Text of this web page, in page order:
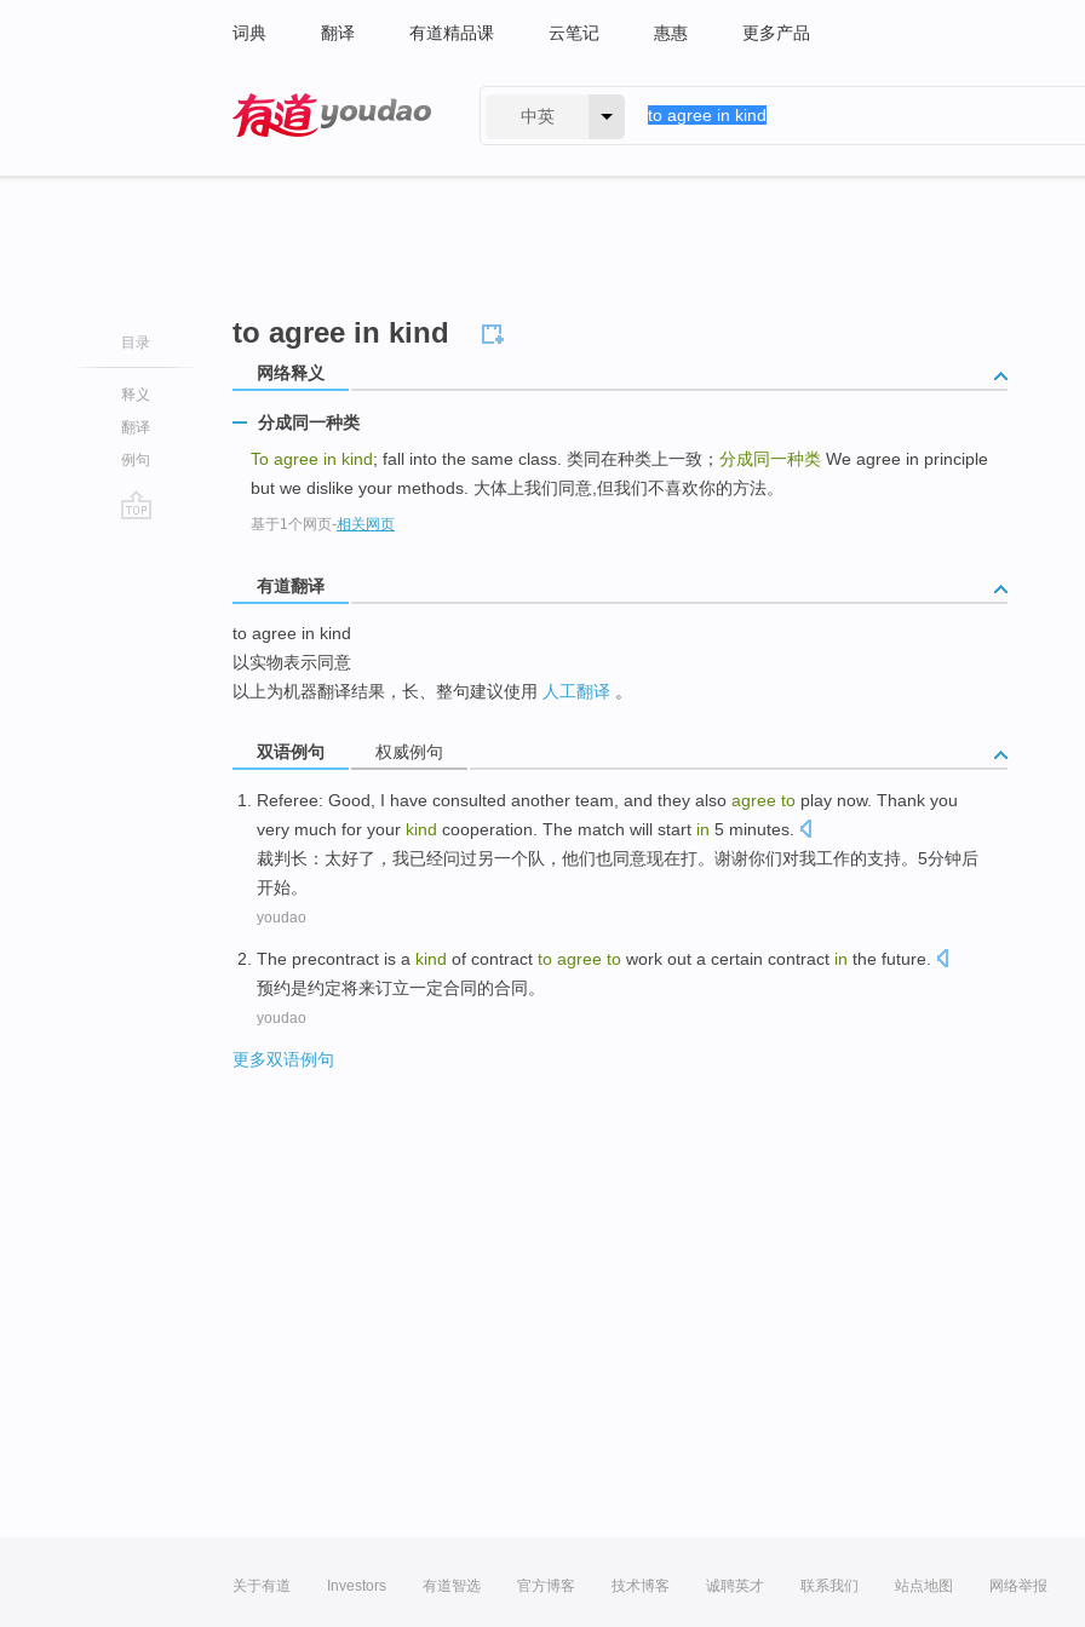
词典 翻译 有道精品课 云笔记 惠惠 更多产品
中英
目录
释义
翻译
例句
to agree in kind
网络释义
分成同一种类
To agree in kind; fall into the same class. 类同在种类上一致； 分成同一种类 We agree in principle
but we dislike your methods. 大体上我们同意,但我们不喜欢你的方法。
基于1个网页-相关网页
有道翻译
to agree in kind
以实物表示同意
以上为机器翻译结果，长、整句建议使用 人工翻译 。
双语例句 权威例句
Referee: Good I have consulted another team , and they also agree to play now. Thank you
very much for your kind cooperation. The match will start in 5 minutes
裁判长 ： 太好了， 我已经问过另一个队 ， 他们也同意现在打。 谢谢你们对我工作的支持。 5分钟后
开始。
youdao
The precontract is a kind of contract to agree to work out a certain contract in the future
预约是约定将来订立一定合同的合同。
youdao
更多双语例句
关于有道 Investors 有道智选 官方博客 技术博客 诚聘英才 联系我们 站点地图 网络举报